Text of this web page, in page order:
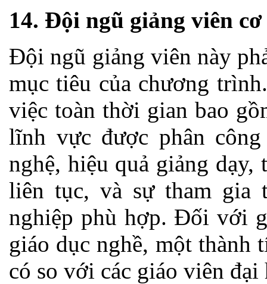
14. Đội ngũ giảng viên
Đội ngũ giảng viên này
mục tiêu của chương
việc toàn thời gian bao
lĩnh vực được phân
nghệ, hiệu quả giảng
liên tục, và sự tham gia
nghiệp phù hợp. Đối với
giáo dục nghề, một thành
có so với các giáo viên đại